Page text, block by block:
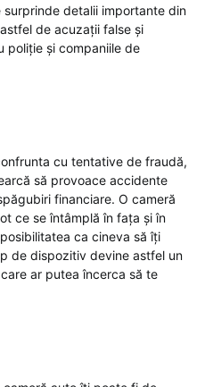
detalii importante din
de acuzații false și
poliție și companiile de
cu tentative de fraudă,
să provoace accidente
financiare. O cameră
ce se întâmplă în fața și în
ca cineva să îți
de dispozitiv devine astfel un
ar putea încerca să te